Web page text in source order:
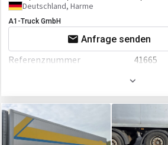
Aufbau
Laderaum-Länge
2460
Laderaum-Breite
13310
Laderaum-Volumen
86 cbm
Deutschland, Harme
A1-Truck GmbH
Anfrage senden
Referenznummer
41665
Motor/Antrieb
Kraftstoffart Diesel
Fahrgestell/Federung